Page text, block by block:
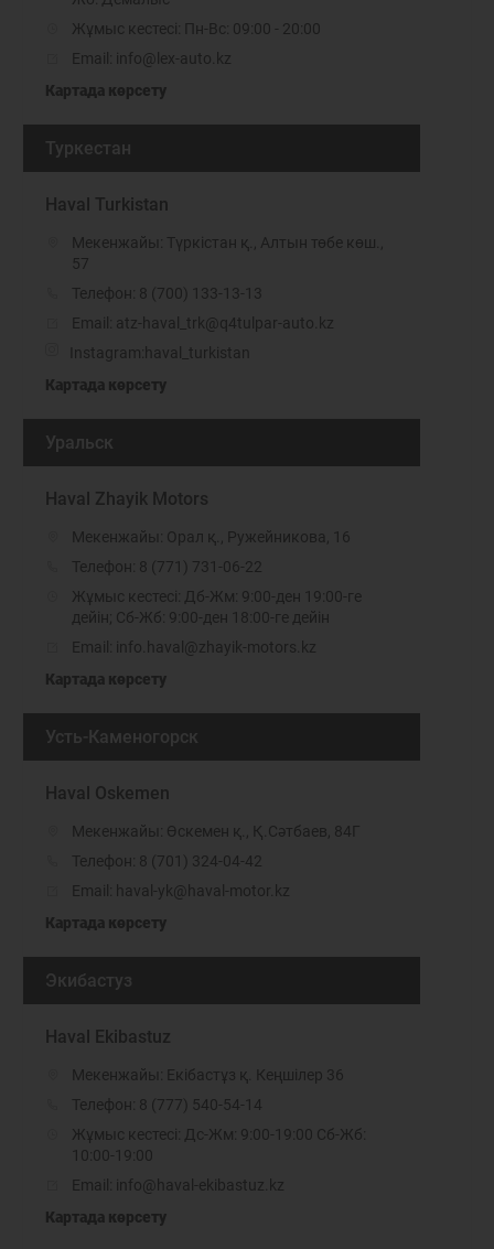
Жұмыс кестесі: Пн-Вс: 09:00 - 20:00
Email: info@lex-auto.kz
Картада көрсету
Туркестан
Haval Turkistan
Мекенжайы: Түркістан қ., Алтын төбе көш.,
57
Телефон: 8 (700) 133-13-13
Email: atz-haval_trk@q4tulpar-auto.kz
Instagram: haval_turkistan
Картада көрсету
Уральск
Haval Zhayik Motors
Мекенжайы: Орал қ., Ружейникова, 16
Телефон: 8 (771) 731-06-22
Жұмыс кестесі: Дб-Жм: 9:00-ден 19:00-ге
дейін; Сб-Жб: 9:00-ден 18:00-ге дейін
Email: info.haval@zhayik-motors.kz
Картада көрсету
Усть-Каменогорск
Haval Oskemen
Мекенжайы: Өскемен қ., Қ.Сәтбаев, 84Г
Телефон: 8 (701) 324-04-42
Email: haval-yk@haval-motor.kz
Картада көрсету
Экибастуз
Haval Ekibastuz
Мекенжайы: Екібастұз қ. Кеңшілер 36
Телефон: 8 (777) 540-54-14
Жұмыс кестесі: Дс-Жм: 9:00-19:00 Сб-Жб:
10:00-19:00
Email: info@haval-ekibastuz.kz
Картада көрсету